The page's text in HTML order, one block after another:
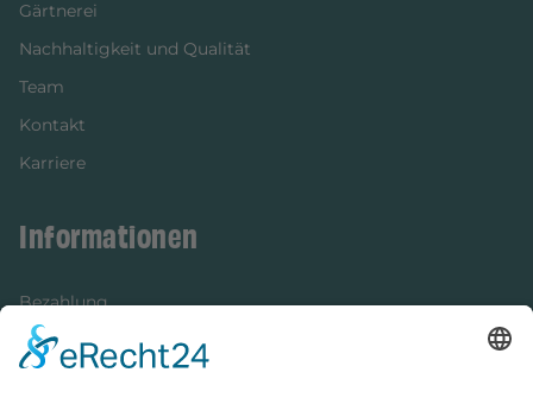
Gärtnerei
Nachhaltigkeit und Qualität
Team
Kontakt
Karriere
Informationen
Bezahlung
Newsletter